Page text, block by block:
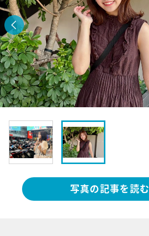
写真の記事を読む